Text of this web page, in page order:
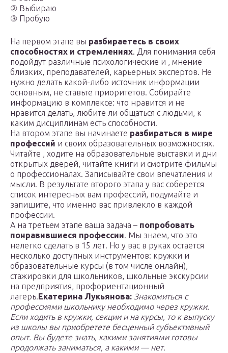
② Выбираю
③ Пробую
На первом этапе вы разбираетесь в своих
способностях и стремлениях. Для понимания себя
подойдут различные психологические и , мнение
близких, преподавателей, карьерных экспертов. Не
нужно делать какой-либо источник информации
основным, не ставьте приоритетов. Собирайте
информацию в комплексе: что нравится и не
нравится делать, любите ли общаться с людьми, к
каким дисциплинам есть способности.
На втором этапе вы начинаете разбираться в мире
профессий и своих образовательных возможностях.
Читайте , ходите на образовательные выставки и дни
открытых дверей, читайте книги и смотрите фильмы
о профессионалах. Записывайте свои впечатления и
мысли. В результате второго этапа у вас соберется
список интересных вам профессий, подумайте и
запишите, что именно вас привлекло в каждой
профессии.
А на третьем этапе ваша задача – попробовать
понравившиеся профессии. Мы знаем, что это
нелегко сделать в 15 лет. Но у вас в руках остается
несколько доступных инструментов: кружки и
образовательные курсы (в том числе онлайн),
стажировки для школьников, школьные экскурсии
на предприятия, профориентационный
лагерь.Екатерина Лукьянова: Знакомиться с
профессиями школьнику необходимо через кружки.
Если ходить в кружки, секции и на курсы, то к выпуску
из школы вы приобретете бесценный субъективный
опыт. Вы будете знать, какими занятиями готовы
продолжать заниматься, а какими — нет.